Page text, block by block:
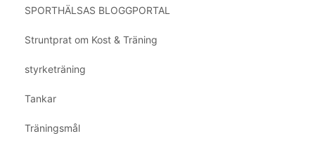
SPORTHÄLSAS BLOGGPORTAL
Struntprat om Kost & Träning
styrketräning
Tankar
Träningsmål